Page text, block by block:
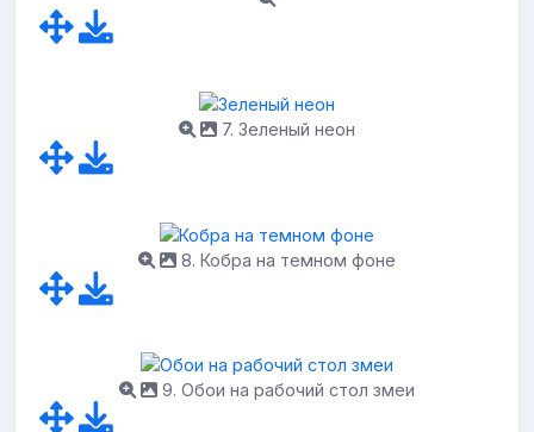
7. Зеленый неон
8. Кобра на темном фоне
9. Обои на рабочий стол змеи